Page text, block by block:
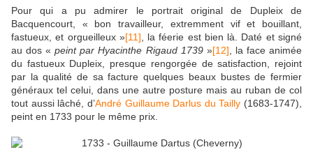
Pour qui a pu admirer le portrait original de Dupleix de
Bacquencourt, « bon travailleur, extremment vif et bouillant,
fastueux, et orgueilleux »[11] , la féerie est bien là. Daté et signé
au dos «peint par Hyacinthe Rigaud 1739»[12] , la face animée
du fastueux Dupleix, presque rengorgée de satisfaction, rejoint
par la qualité de sa facture quelques beaux bustes de fermier
généraux tel celui, dans une autre posture mais au ruban de col
tout aussi lâché, d’André Guillaume Darlus du Tailly (1683-1747),
peint en 1733 pour le même prix.